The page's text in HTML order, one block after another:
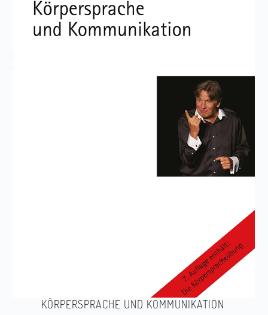
KÖRPERSPRACHE UND KOMMUNIKATION